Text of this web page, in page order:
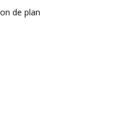
de plan